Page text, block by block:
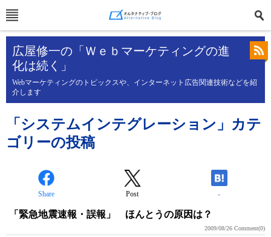
広屋修一の「Ｗｅｂマーケティングの進
化は続く」
Webマーケティングのトピックスや、インターネット広告関連技術などを紹
介します
「システムインテグレーション」カテ
ゴリーの投稿
Share Post -
「緊急地震速報・誤報」 ほんとうの原因は？
2009/08/26 Comment(0)